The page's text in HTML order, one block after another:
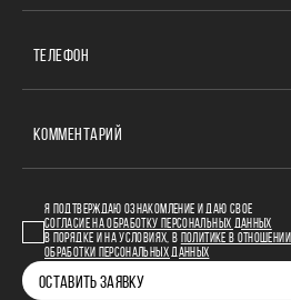
ТЕЛЕФОН
КОММЕНТАРИЙ
Я ПОДТВЕРЖДАЮ ОЗНАКОМЛЕНИЕ И ДАЮ СВОЕ
СОГЛАСИЕ НА ОБРАБОТКУ ПЕРСОНАЛЬНЫХ ДАННЫХ
В ПОРЯДКЕ И НА УСЛОВИЯХ, В
ПОЛИТИКЕ В ОТНОШЕНИИ
ОБРАБОТКИ ПЕРСОНАЛЬНЫХ ДАННЫХ
ОСТАВИТЬ ЗАЯВКУ